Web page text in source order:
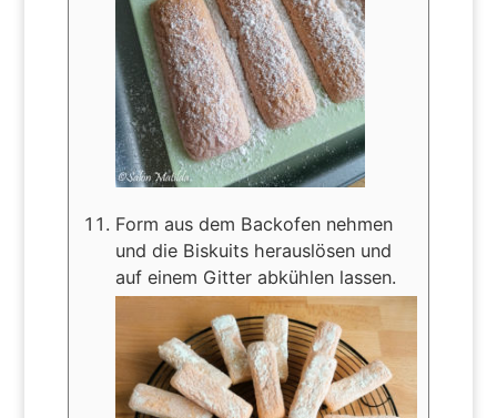
Form aus dem Backofen nehmen
und die Biskuits herauslösen und
auf einem Gitter abkühlen lassen.